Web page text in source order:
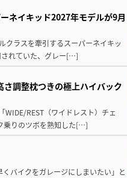
ネイキッド2027年モデルが9月
クラスを牽引するスーパーネイキッ
されていた、グレー[…]
さ調整枕つきの極上ハイバック
REST（ワイドレスト）チェ
乗りのツボを熟知した[…]
バイクをガレージにしまいたい」と